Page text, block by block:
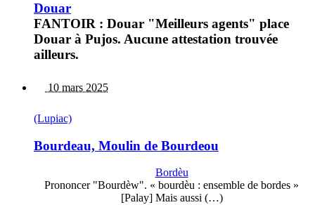
Douar
FANTOIR : Douar "Meilleurs agents" place
Douar à Pujos. Aucune attestation trouvée
ailleurs.
10 mars 2025
(Lupiac)
Bourdeau, Moulin de Bourdeou
Bordèu
Prononcer "Bourdèw". « bourdèu : ensemble de bordes »
[Palay] Mais aussi (…)